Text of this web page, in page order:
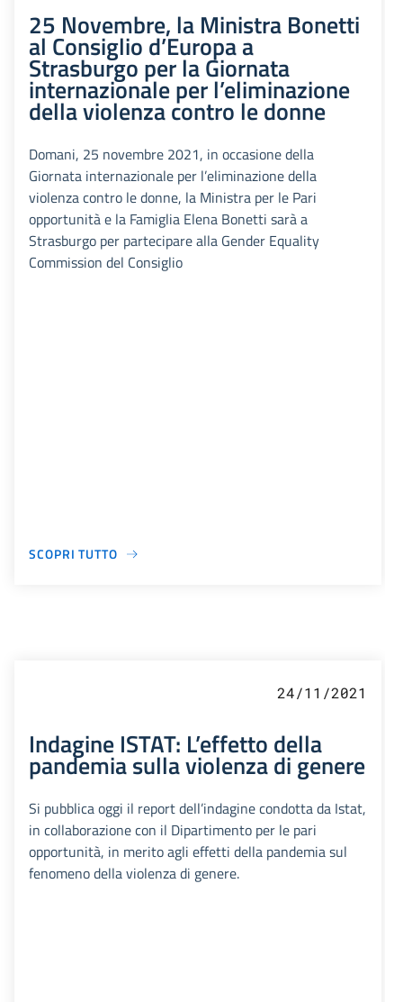
25 Novembre, la Ministra Bonetti
al Consiglio d’Europa a
Strasburgo per la Giornata
internazionale per l’eliminazione
della violenza contro le donne
Domani, 25 novembre 2021, in occasione della
Giornata internazionale per l’eliminazione della
violenza contro le donne, la Ministra per le Pari
opportunità e la Famiglia Elena Bonetti sarà a
Strasburgo per partecipare alla Gender Equality
Commission del Consiglio
SCOPRI TUTTO
24/11/2021
Indagine ISTAT: L’effetto della
pandemia sulla violenza di genere
Si pubblica oggi il report dell’indagine condotta da Istat,
in collaborazione con il Dipartimento per le pari
opportunità, in merito agli effetti della pandemia sul
fenomeno della violenza di genere.